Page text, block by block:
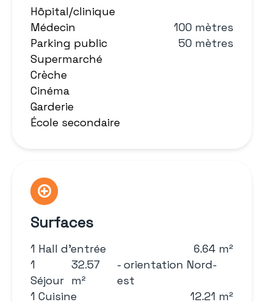
Hôpital/clinique
Médecin
100 mètres
Parking public
50 mètres
Supermarché
Crèche
Cinéma
Garderie
École secondaire
Surfaces
1 Hall d'entrée
6.64 m²
1
Séjour
32.57
m²
- orientation Nord-
est
1 Cuisine
12.21 m²